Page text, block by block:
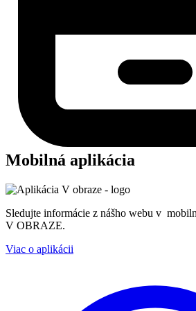
Mobilná aplikácia
Sledujte informácie z nášho webu v
V OBRAZE.
Viac o aplikácii